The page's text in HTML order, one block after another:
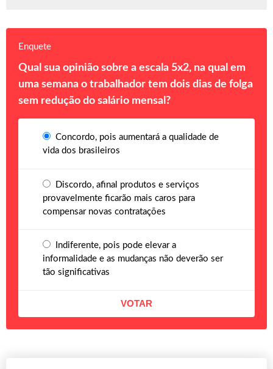
Enquete
Qual sua opinião sobre a escala 5x2, na qual em
uma semana o trabalhador tem dois dias de folga
sem redução do salário mensal?
Concordo, pois aumentará a qualidade de
vida dos brasileiros
Discordo, afinal produtos e serviços
provavelmente ficarão mais caros para
compensar novas contratações
Indiferente, pois pode elevar a
informalidade e as mudanças não deverão ser
tão significativas